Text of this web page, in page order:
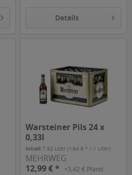
Details
Warsteiner Pils 24 x
0,33l
Inhalt7.92 Liter(1,64 € * / 1 Liter)
MEHRWEG
12,99 € *
+3,42 € Pfand